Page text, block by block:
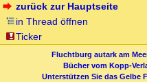
zurück zur Hauptseite
in Thread öffnen
Ticker
Fluchtburg autark am
Bücher vom Kopp-
Unterstützen Sie das Gelbe